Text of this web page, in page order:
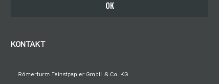
OK
KONTAKT
Römerturm Feinstpapier GmbH & Co. KG